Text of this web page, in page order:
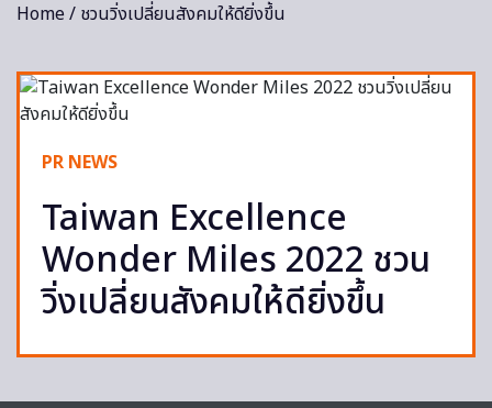
Home/ ชวนวิ่งเปลี่ยนสังคมให้ดียิ่งขึ้น
PR NEWS
Taiwan Excellence
Wonder Miles 2022 ชวน
วิ่งเปลี่ยนสังคมให้ดียิ่งขึ้น